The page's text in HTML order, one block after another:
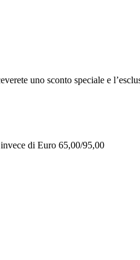
uno sconto speciale e
di Euro 65,00/95,00